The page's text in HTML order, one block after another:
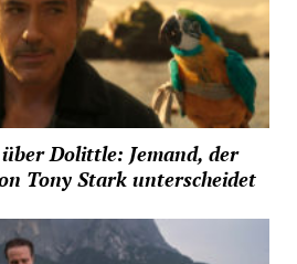
Dolittle: Jemand, der
Tony Stark unterscheidet